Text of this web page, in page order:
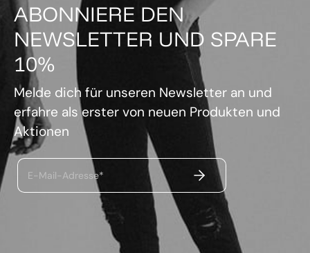
ABONNIERE DEN
NEWSLETTER UND SPARE
10%
Melde dich für unseren Newsletter an und
erfahre als erster von neuen Produkten und
Aktionen
E-Mail-Adresse* ABSENDEN